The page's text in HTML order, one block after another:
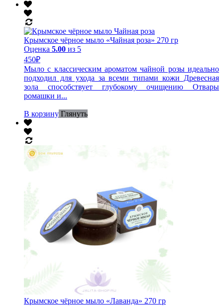
Крымское чёрное мыло «Чайная роза» 270 гр
Оценка 5.00 из 5
450₽
Мыло с классическим ароматом чайной розы идеально
подходил для ухода за всеми типами кожи Древесная
зола способствует глубокому очищению Отвары
ромашки и...
В корзину Глянуть
Крымское чёрное мыло «Лаванда» 270 гр